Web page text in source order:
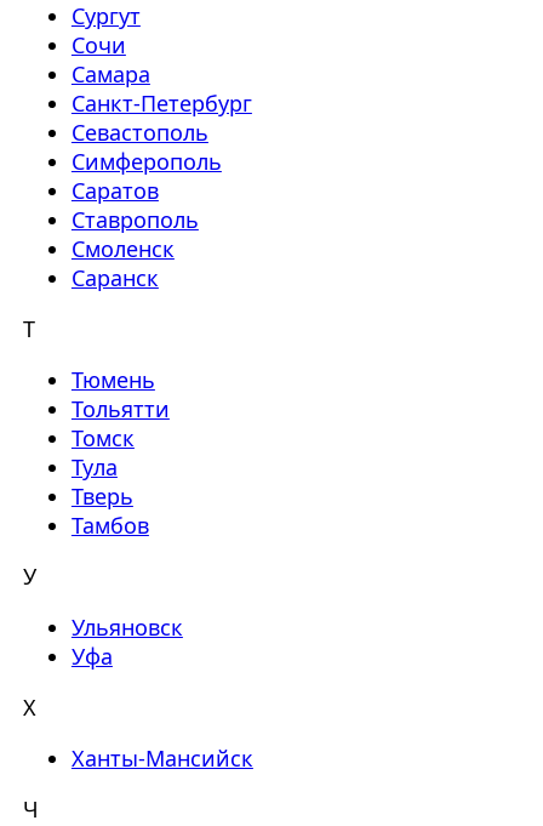
Сургут
Сочи
Самара
Санкт-Петербург
Севастополь
Симферополь
Саратов
Ставрополь
Смоленск
Саранск
Т
Тюмень
Тольятти
Томск
Тула
Тверь
Тамбов
У
Ульяновск
Уфа
Х
Ханты-Мансийск
Ч